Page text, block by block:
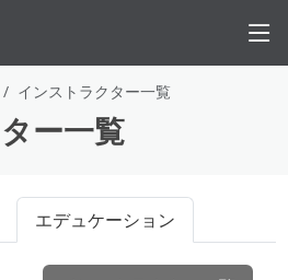
インストラクター一覧
ー一覧
エデュケーション